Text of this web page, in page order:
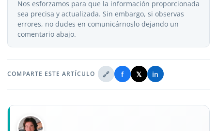
Nos esforzamos para que la información proporcionada
sea precisa y actualizada. Sin embargo, si observas
errores, no dudes en comunicárnoslo dejando un
comentario abajo.
COMPARTE ESTE ARTÍCULO 🔗 f 𝕏 in